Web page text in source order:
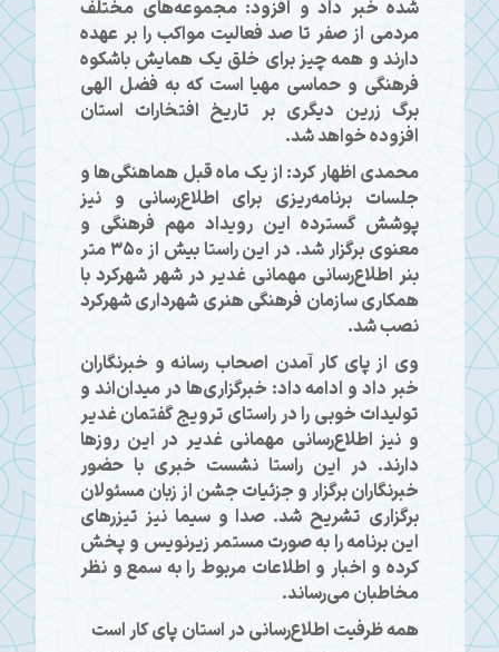
شده خبر داد و افزود: مجموعه‌های مختلف
مردمی از صفر تا صد فعالیت مواکب را بر عهده
دارند و همه چیز برای خلق یک همایش باشکوه
فرهنگی و حماسی مهیا است که به فضل الهی
برگ زرین دیگری بر تاریخ افتخارات استان
افزوده خواهد شد.
محمدی اظهار کرد: از یک ماه قبل هماهنگی‌ها و
جلسات برنامه‌ریزی برای اطلاع‌رسانی و نیز
پوشش گسترده این رویداد مهم فرهنگی و
معنوی برگزار شد. در این راستا بیش از ۳۵۰ متر
بنر اطلاع‌رسانی مهمانی غدیر در شهر شهرکرد با
همکاری سازمان فرهنگی هنری شهرداری شهرکرد
نصب شد.
وی از پای کار آمدن اصحاب رسانه و خبرنگاران
خبر داد و ادامه داد: خبرگزاری‌ها در میدان‌اند و
تولیدات خوبی را در راستای ترویج گفتمان غدیر
و نیز اطلاع‌رسانی مهمانی غدیر در این روزها
دارند. در این راستا نشست خبری با حضور
خبرنگاران برگزار و جزئیات جشن از زبان مسئولان
برگزاری تشریح شد. صدا و سیما نیز تیزرهای
این برنامه را به صورت مستمر زیرنویس و پخش
کرده و اخبار و اطلاعات مربوط را به سمع و نظر
مخاطبان می‌رساند.
همه ظرفیت اطلاع‌رسانی در استان پای کار است